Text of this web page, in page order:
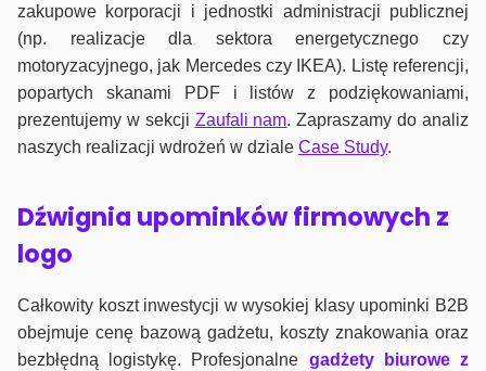
zakupowe korporacji i jednostki administracji publicznej
(np. realizacje dla sektora energetycznego czy
motoryzacyjnego, jak Mercedes czy IKEA). Listę referencji,
popartych skanami PDF i listów z podziękowaniami,
prezentujemy w sekcji Zaufali nam. Zapraszamy do analiz
naszych realizacji wdrożeń w dziale Case Study.
Dźwignia upominków firmowych z
logo
Całkowity koszt inwestycji w wysokiej klasy upominki B2B
obejmuje cenę bazową gadżetu, koszty znakowania oraz
bezbłędną logistykę. Profesjonalne gadżety biurowe z